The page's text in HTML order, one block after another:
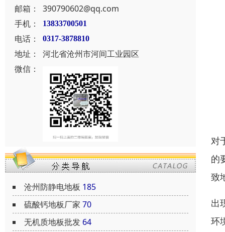
邮箱：
390790602@qq.com
手机：
13833700501
电话： 0317-3878810
地址：
河北省沧州市河间工业园区
微信：
沧州防静电地板 185
硫酸钙地板厂家 70
无机质地板批发 64
对
的
致
出
环